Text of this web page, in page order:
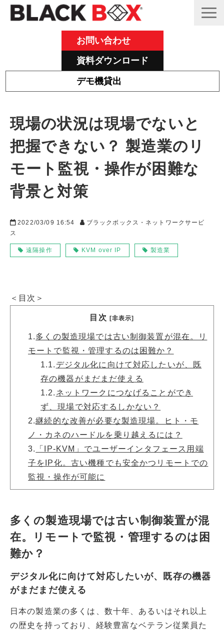
お問い合わせ
資料ダウンロード
デモ機貸出
その他主力製品
Black Box 製品紹介と活用事例
サポート
ブログ
現場の状況は現場でないと
把握できない？ 製造業のリ
モート監視・操作が困難な
背景と対策
2022/03/09 16:54
ブラックボックス・ネットワークサービ
ス
遠隔操作 KVM over IP 製造業
＜目次＞
目次 [非表示]
1.多くの製造現場では古い制御装置が混在。リ
モートで監視・管理するのは困難か？
1.1. デジタル化に向けて対応したいが、既
存の機器がまだまだ使える
1.2. ネットワークにつなげることができ
ず、現場で対応するしかない？
2.継続的な改善が必要な製造現場。ヒト・モ
ノ・カネのハードルを乗り越えるには？
3.
「IP-KVM」でユーザーインタフェース用端
子をIP化。古い機種でも安全かつリモートでの
監視・操作が可能に
多くの製造現場では古い制御装置が混
在。リモートで監視・管理するのは困
難か？
デジタル化に向けて対応したいが、既存の機器
がまだまだ使える
日本の製造業の多くは、数十年、あるいはそれ以上
の歴史を持っており、経験豊富なベテラン従業員た